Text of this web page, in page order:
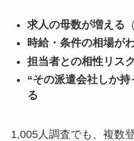
求人の母数が増える
時給・条件の相場が
担当者との相性リス
“その派遣会社しか持
る
1,005人調査でも、複数